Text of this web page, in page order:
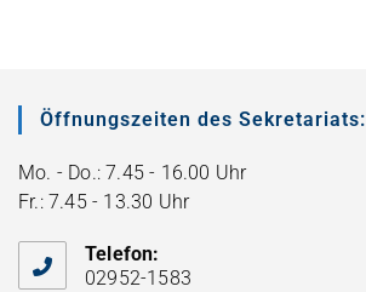
Öffnungszeiten des Sekretariats:
Mo. - Do.: 7.45 - 16.00 Uhr
Fr.: 7.45 - 13.30 Uhr
Telefon:
02952-1583